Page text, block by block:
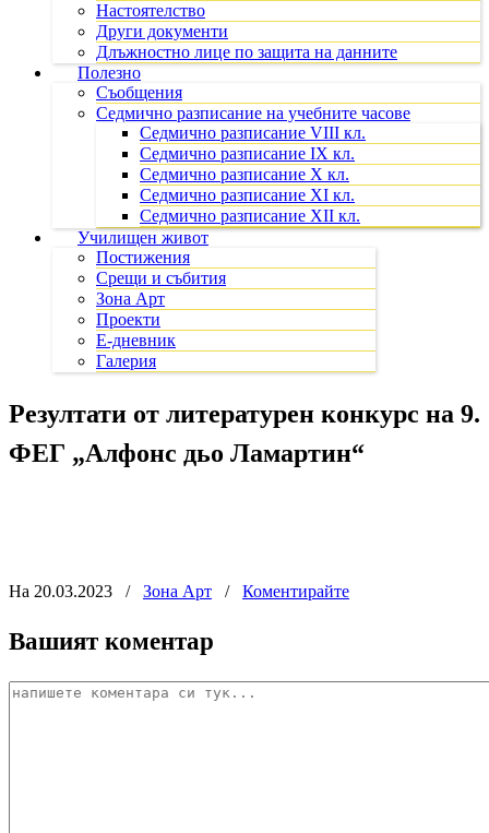
Настоятелство
Други документи
Длъжностно лице по защита на данните
Полезно
Съобщения
Седмично разписание на учебните часове
Седмично разписание VIII кл.
Седмично разписание IX кл.
Седмично разписание X кл.
Седмично разписание XI кл.
Седмично разписание XII кл.
Училищен живот
Постижения
Срещи и събития
Зона Арт
Проекти
Е-дневник
Галерия
Резултати от литературен конкурс на 9.
ФЕГ „Алфонс дьо Ламартин“
На 20.03.2023 / Зона Арт / Коментирайте
Вашият коментар